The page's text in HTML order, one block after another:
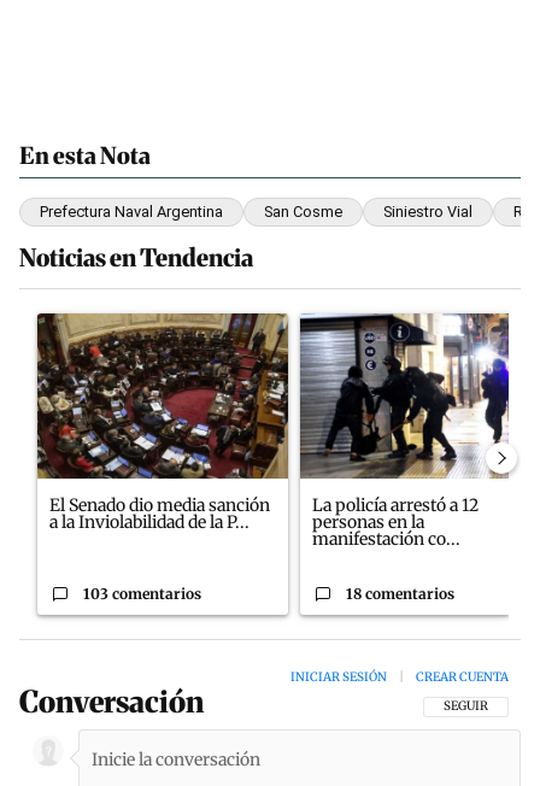
En esta Nota
Prefectura Naval Argentina San Cosme Siniestro Vial
Noticias en Tendencia
Este listado muestra los artículos con más comentarios en los
Un artículo de tendencia con el título "El Senado dio media
El Senado dio media sanción
a la Inviolabilidad de la P...
103 comentarios
Un artículo de tendencia con
La policía arrestó a 12
personas en la
manifestación co...
18 comentarios
Conversación SIGA ESTA
SEGUIR
INICIAR SESIÓN CREAR CUENTA